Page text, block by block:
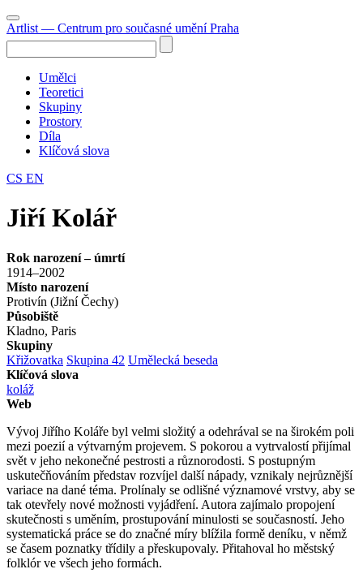
Artlist — Centrum pro současné umění Praha
Umělci
Teoretici
Skupiny
Prostory
Díla
Klíčová slova
CS EN
Jiří Kolář
Rok narození – úmrtí
1914–2002
Místo narození
Protivín (Jižní Čechy)
Působiště
Kladno, Paris
Skupiny
Křižovatka Skupina 42 Umělecká beseda
Klíčová slova
koláž
Web
Vývoj Jiřího Koláře byl velmi složitý a odehrával se na širokém poli
mezi poezií a výtvarným projevem. S pokorou a vytrvalostí přijímal
svět v jeho nekonečné pestrosti a různorodosti. S postupným
uskutečňováním představ rozvíjel další nápady, vznikaly nejrůznější
variace na dané téma. Prolínaly se odlišné významové vrstvy, aby se
tak otevřely nové možnosti vyjádření. Autora zajímalo propojení
skutečnosti s uměním, prostupování minulosti se současností. Jeho
systematická práce se do značné míry blížila formě deníku, v němž
se časem poznatky třídily a přeskupovaly. Přitahoval ho městský
folklór ve všech jeho formách.